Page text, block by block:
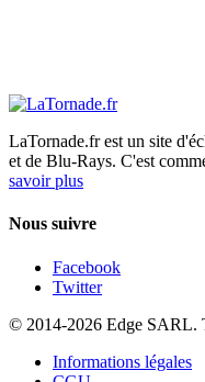
LaTornade.frest un site
et de Blu-Rays. C'est
savoir plus
Nous suivre
Facebook
Twitter
© 2014-2026 Edge SARL.
Informations légales